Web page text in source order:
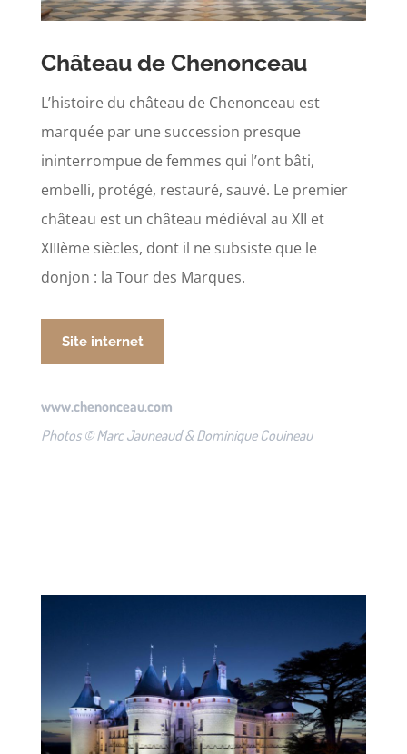
Château de Chenonceau
L’histoire du château de Chenonceau est
marquée par une succession presque
ininterrompue de femmes qui l’ont bâti,
embelli, protégé, restauré, sauvé. Le premier
château est un château médiéval au XII et
XIIIème siècles, dont il ne subsiste que le
donjon : la Tour des Marques.
Site internet
www.chenonceau.com
Photos © Marc Jauneaud & Dominique Couineau